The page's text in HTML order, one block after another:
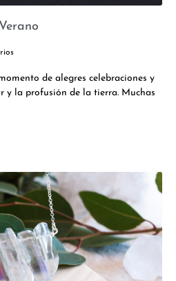
de alegres celebraciones y
y la profusión de la tierra. Muchas